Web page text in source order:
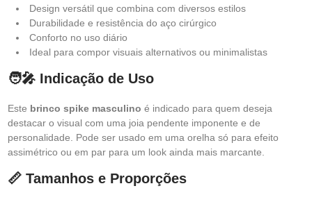
Design versátil que combina com diversos estilos
Durabilidade e resistência do aço cirúrgico
Conforto no uso diário
Ideal para compor visuais alternativos ou minimalistas
🧑‍🎤 Indicação de Uso
Este brinco spike masculino é indicado para quem deseja
destacar o visual com uma joia pendente imponente e de
personalidade. Pode ser usado em uma orelha só para efeito
assimétrico ou em par para um look ainda mais marcante.
📏 Tamanhos e Proporções